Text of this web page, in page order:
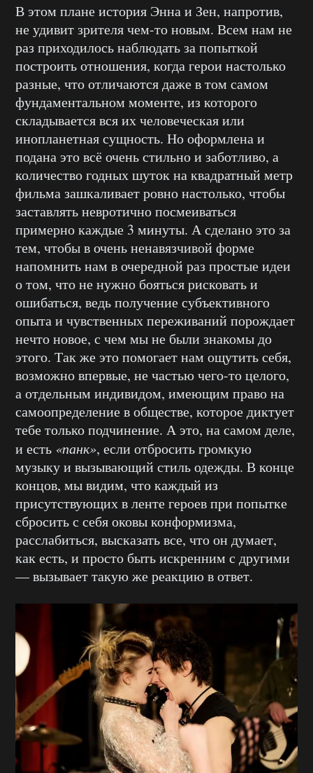
В этом плане история Энна и Зен, напротив,
не удивит зрителя чем-то новым. Всем нам не
раз приходилось наблюдать за попыткой
построить отношения, когда герои настолько
разные, что отличаются даже в том самом
фундаментальном моменте, из которого
складывается вся их человеческая или
инопланетная сущность. Но оформлена и
подана это всё очень стильно и заботливо, а
количество годных шуток на квадратный метр
фильма зашкаливает ровно настолько, чтобы
заставлять невротично посмеиваться
примерно каждые 3 минуты. А сделано это за
тем, чтобы в очень ненавязчивой форме
напомнить нам в очередной раз простые идеи
о том, что не нужно бояться рисковать и
ошибаться, ведь получение субъективного
опыта и чувственных переживаний порождает
нечто новое, с чем мы не были знакомы до
этого. Так же это помогает нам ощутить себя,
возможно впервые, не частью чего-то целого,
а отдельным индивидом, имеющим право на
самоопределение в обществе, которое диктует
тебе только подчинение. А это, на самом деле,
и есть «панк», если отбросить громкую
музыку и вызывающий стиль одежды. В конце
концов, мы видим, что каждый из
присутствующих в ленте героев при попытке
сбросить с себя оковы конформизма,
расслабиться, высказать все, что он думает,
как есть, и просто быть искренним с другими
— вызывает такую же реакцию в ответ.